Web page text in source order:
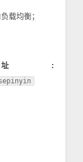
载均衡；
: